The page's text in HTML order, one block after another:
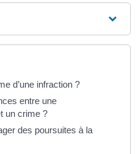
d’une infraction ?
entre une
un crime ?
des poursuites à la